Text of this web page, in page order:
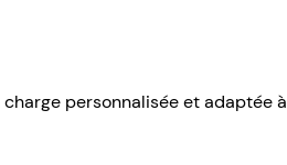
personnalisée et adaptée à